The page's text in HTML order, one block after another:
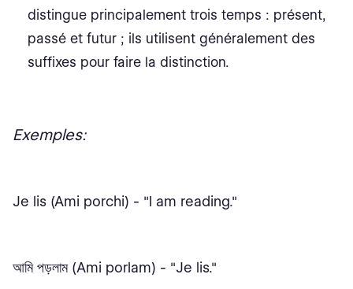
distingue principalement trois temps : présent,
passé et futur ; ils utilisent généralement des
suffixes pour faire la distinction.
Exemples:
Je lis (Ami porchi) - "I am reading."
আমি পড়লাম (Ami porlam) - "Je lis."